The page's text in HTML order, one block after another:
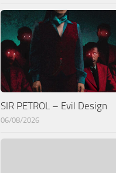
SIR PETROL – Evil Design
06/08/2026